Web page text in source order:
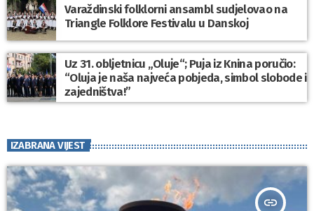
Varaždinski folklorni ansambl sudjelovao na
Triangle Folklore Festivalu u Danskoj
Uz 31. obljetnicu „Oluje“; Puja iz Knina poručio:
“Oluja je naša najveća pobjeda, simbol slobode i
zajedništva!”
IZABRANA VIJEST
insert_link